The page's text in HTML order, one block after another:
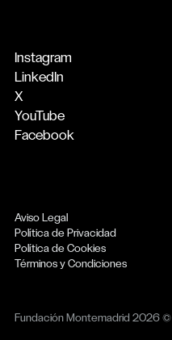
Instagram
LinkedIn
X
YouTube
Facebook
Aviso Legal
Política de Privacidad
Política de Cookies
Términos y Condiciones
Fundación Montemadrid 2026 ©